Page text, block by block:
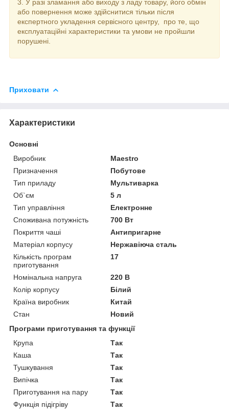
3. У разі зламання або виходу з ладу товару, його обмін
або повернення може здійснитися тільки після
експертного укладення сервісного центру, про те, що
експлуатаційні характеристики та умови не пройшли
порушені.
Приховати
Характеристики
Основні
Виробник
Maestro
Призначення
Побутове
Тип приладу
Мультиварка
Об`єм
5 л
Тип управління
Електронне
Споживана потужність
700 Вт
Покриття чаші
Антипригарне
Матеріал корпусу
Нержавіюча сталь
Кількість програм
приготування
17
Номінальна напруга
220 В
Колір корпусу
Білий
Країна виробник
Китай
Стан
Новий
Програми приготування та функції
Крупа
Так
Каша
Так
Тушкування
Так
Випічка
Так
Приготування на пару
Так
Функція підігріву
Так